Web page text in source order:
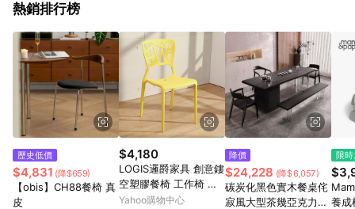
熱銷排行榜
歷史低價
$4,831 (降$659)
【obis】CH88餐椅 真
皮
$4,180
LOGIS邏爵家具 創意鏤
空塑膠餐椅 工作椅 休
閒椅 書桌椅 北歐風 二
Yahoo購物中心
降價
$24,228 (降$6,057)
碳炭化黑色實木餐桌侘
寂風大型茶幾亞克力漸
限
養成